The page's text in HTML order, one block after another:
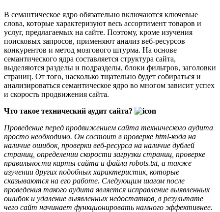
В семантическое ядро обязательно включаются ключевые
слова, которые характеризуют весь ассортимент товаров и
услуг, предлагаемых на сайте. Поэтому, кроме изучения
поисковых запросов, применяют анализ веб-ресурсов
конкурентов и метод мозгового штурма. На основе
семантического ядра составляется структура сайта,
выделяются разделы и подразделы, блоки фильтров, заголовки
страниц. От того, насколько тщательно будет собираться и
анализироваться семантическое ядро во многом зависит успех
и скорость продвижения сайта.
Что такое технический аудит сайта?
Проведение перед продвижением сайта технического аудита
просто необходимо. Он состоит в проверке html-кода на
наличие ошибок, проверки веб-ресурса на наличие дублей
страниц, определении скорости загрузки страниц, проверке
правильности карты сайта и файла robots.txt, а также
изучении других подобных характеристик, которые
сказываются на его работе. Следующим шагом после
проведения такого аудита является исправление выявленных
ошибок и удаление выявленных недостатков, в результате
чего сайт начинает функционировать намного эффективнее.